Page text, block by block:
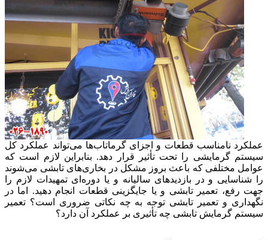
عملکرد نامناسب قطعات و اجزای گرماتاب‌ها می‌تواند عملکرد کل
سیستم گرمایشی را تحت تأثیر قرار دهد. بنابراین لازم است که
عوامل مختلفی که باعث بروز مشکل در بخاری‌های تابشی می‌شوند
را شناسایی و در بازدید‌های سالیانه و یا دوره‌ای تمهیدات لازم را
جهت رفع، تعمیر تابشی و یا جایگزینی قطعات انجام دهید. اما در
نگهداری و تعمیر تابشی توجه به چه نکاتی ضروری است؟ تعمیر
سیستم گرمایش تابشی چه تأثیری بر عملکرد آن دارد؟